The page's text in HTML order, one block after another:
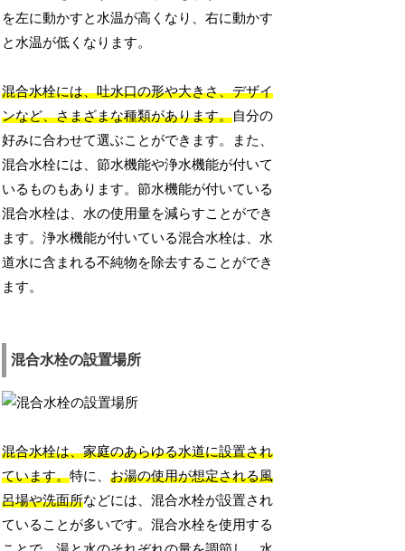
を左に動かすと水温が高くなり、右に動かす
と水温が低くなります。
混合水栓には、吐水口の形や大きさ、デザイ
ンなど、さまざまな種類があります。自分の
好みに合わせて選ぶことができます。また、
混合水栓には、節水機能や浄水機能が付いて
いるものもあります。節水機能が付いている
混合水栓は、水の使用量を減らすことができ
ます。浄水機能が付いている混合水栓は、水
道水に含まれる不純物を除去することができ
ます。
混合水栓の設置場所
混合水栓は、家庭のあらゆる水道に設置され
ています。特に、お湯の使用が想定される風
呂場や洗面所などには、混合水栓が設置され
ていることが多いです。混合水栓を使用する